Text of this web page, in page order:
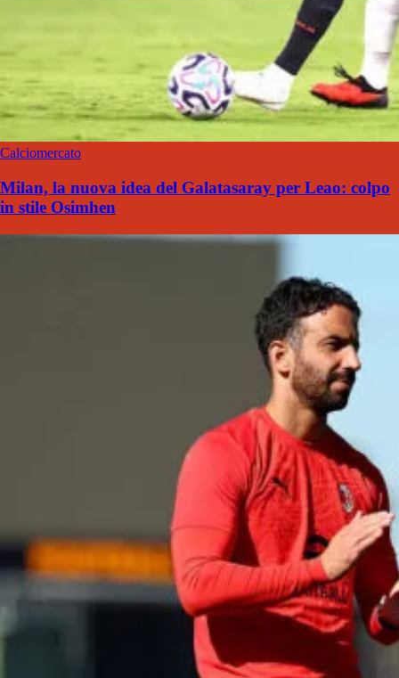
Calciomercato
Milan, la nuova idea del Galatasaray per Leao: colpo
in stile Osimhen